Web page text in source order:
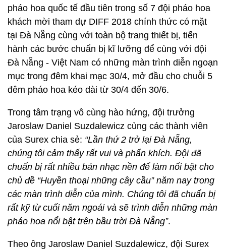
pháo hoa quốc tế đầu tiên trong số 7 đội pháo hoa
khách mời tham dự DIFF 2018 chính thức có mặt
tại Đà Nẵng cùng với toàn bộ trang thiết bị, tiến
hành các bước chuẩn bị kĩ lưỡng để cùng với đội
Đà Nẵng - Việt Nam có những màn trình diễn ngoạn
mục trong đêm khai mạc 30/4, mở đầu cho chuỗi 5
đêm pháo hoa kéo dài từ 30/4 đến 30/6.
Trong tâm trạng vô cùng hào hứng, đội trưởng
Jaroslaw Daniel Suzdalewicz cùng các thành viên
của Surex chia sẻ: “Lần thứ 2 trở lại Đà Nẵng,
chúng tôi cảm thấy rất vui và phấn khích. Đội đã
chuẩn bị rất nhiều bản nhạc nền để làm nổi bật cho
chủ đề “Huyền thoại những cây cầu” năm nay trong
các màn trình diễn của mình. Chúng tôi đã chuẩn bị
rất kỹ từ cuối năm ngoái và sẽ trình diễn những màn
pháo hoa nổi bật trên bầu trời Đà Nẵng”.
Theo ông Jaroslaw Daniel Suzdalewicz, đội Surex